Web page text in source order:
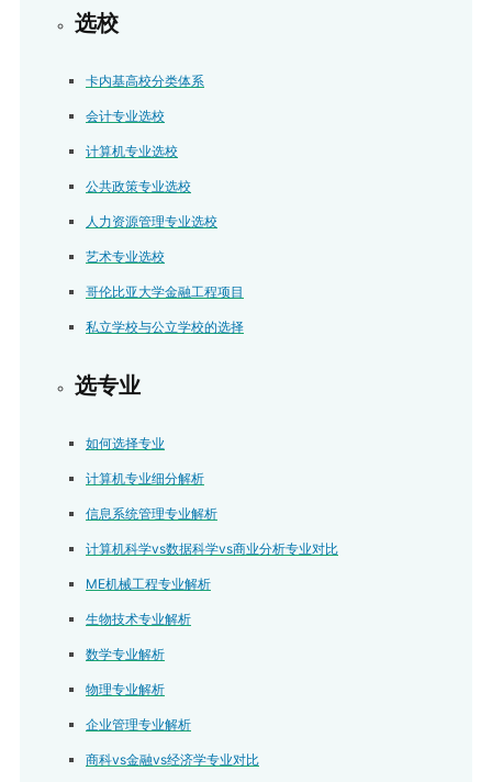
选校
卡内基高校分类体系
会计专业选校
计算机专业选校
公共政策专业选校
人力资源管理专业选校
艺术专业选校
哥伦比亚大学金融工程项目
私立学校与公立学校的选择
选专业
如何选择专业
计算机专业细分解析
信息系统管理专业解析
计算机科学vs数据科学vs商业分析专业对比
ME机械工程专业解析
生物技术专业解析
数学专业解析
物理专业解析
企业管理专业解析
商科vs金融vs经济学专业对比